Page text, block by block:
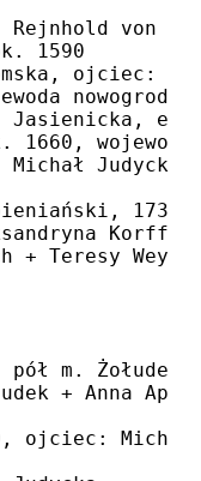
von
1590
ojciec:
Jasienicka,
Judycki
1730
Korff
+ Teresy
Żołudek
+ Anna